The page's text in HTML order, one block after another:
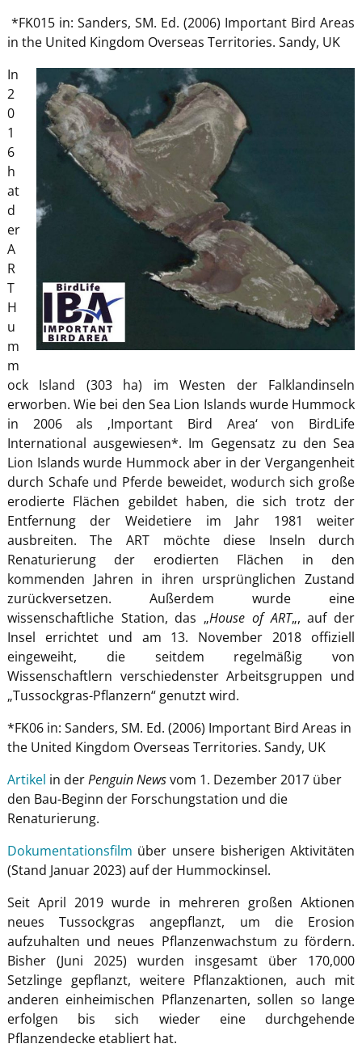
*FK015 in: Sanders, SM. Ed. (2006) Important Bird Areas
in the United Kingdom Overseas Territories. Sandy, UK
In
2
0
1
6
h
at
d
er
A
R
T
H
u
m
m
ock Island (303 ha) im Westen der Falklandinseln
erworben. Wie bei den Sea Lion Islands wurde Hummock
in 2006 als ‚Important Bird Area‘ von BirdLife
International ausgewiesen*. Im Gegensatz zu den Sea
Lion Islands wurde Hummock aber in der Vergangenheit
durch Schafe und Pferde beweidet, wodurch sich große
erodierte Flächen gebildet haben, die sich trotz der
Entfernung der Weidetiere im Jahr 1981 weiter
ausbreiten. The ART möchte diese Inseln durch
Renaturierung der erodierten Flächen in den
kommenden Jahren in ihren ursprünglichen Zustand
zurückversetzen. Außerdem wurde eine
wissenschaftliche Station, das „House of ART„, auf der
Insel errichtet und am 13. November 2018 offiziell
eingeweiht, die seitdem regelmäßig von
Wissenschaftlern verschiedenster Arbeitsgruppen und
„Tussockgras-Pflanzern“ genutzt wird.
*FK06 in: Sanders, SM. Ed. (2006) Important Bird Areas in
the United Kingdom Overseas Territories. Sandy, UK
Artikel in derPenguin Newsvom 1. Dezember 2017 über
den Bau-Beginn der Forschungstation und die
Renaturierung.
Dokumentationsfilm über unsere bisherigen Aktivitäten
(Stand Januar 2023) auf der Hummockinsel.
Seit April 2019 wurde in mehreren großen Aktionen
neues Tussockgras angepflanzt, um die Erosion
aufzuhalten und neues Pflanzenwachstum zu fördern.
Bisher (Juni 2025) wurden insgesamt über 170,000
Setzlinge gepflanzt, weitere Pflanzaktionen, auch mit
anderen einheimischen Pflanzenarten, sollen so lange
erfolgen bis sich wieder eine durchgehende
Pflanzendecke etabliert hat.